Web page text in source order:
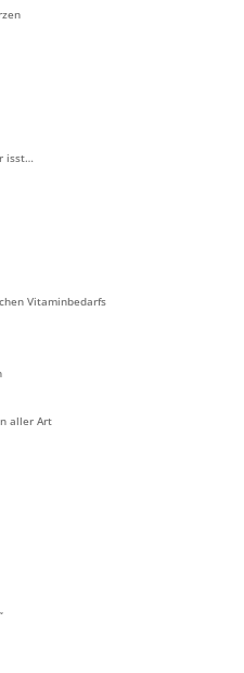
isst…
Vitaminbedarfs
aller Art